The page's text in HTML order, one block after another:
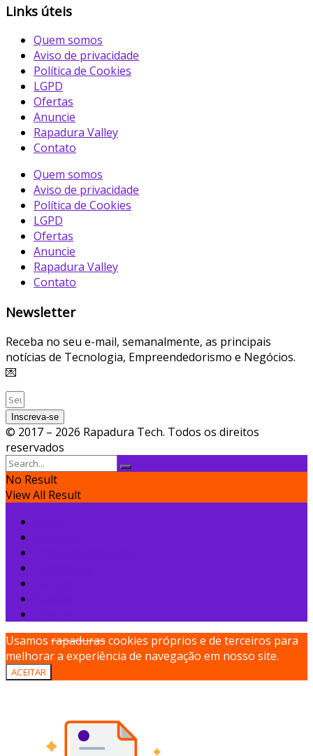
Links úteis
Quem somos
Aviso de privacidade
Política de Cookies
LGPD
Ofertas
Anuncie
Rapadura Valley
Contato
Quem somos
Aviso de privacidade
Política de Cookies
LGPD
Ofertas
Anuncie
Rapadura Valley
Contato
Newsletter
Receba no seu e-mail, semanalmente, as principais
notícias de Tecnologia, Empreendedorismo e Negócios.
💌
Inscreva-se
© 2017 – 2026 Rapadura Tech. Todos os direitos
reservados
No Result
View All Result
Usamos rapadurascookies próprios e de terceiros para
melhorar a experiência de navegação em nosso site.
ACEITAR